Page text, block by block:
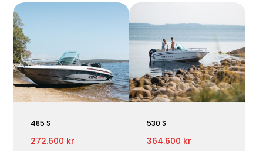
485 S
272.600 kr
530 S
364.600 kr